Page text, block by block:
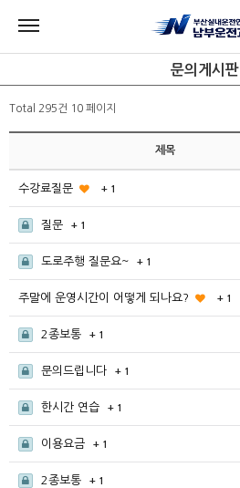
문의게시판
Total 295건 10 페이지
제목
수강료질문 + 1
질문 + 1
도로주행 질문요~ + 1
주말에 운영시간이 어떻게 되나요? + 1
2종보통 + 1
문의드립니다 + 1
한시간 연습 + 1
이용요금 + 1
2종보통 + 1